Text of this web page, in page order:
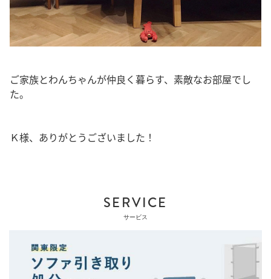
ご家族とわんちゃんが仲良く暮らす、素敵なお部屋でし
た。
Ｋ様、ありがとうございました！
SERVICE
サービス